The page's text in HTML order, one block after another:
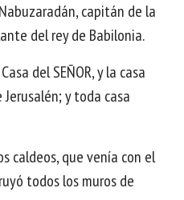
capitán de la
del rey de Babilonia.
del SEÑOR, y la casa
y toda casa
caldeos, que venía con el
todos los muros de